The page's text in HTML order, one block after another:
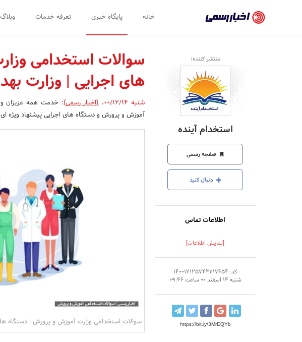
رسمی
-
اخبار
تایید
شده
شرکت‌ها،
سازمان‌ها
و
روابط
عمومی‌ها
خانه پایگاه خبری تعرفه خدمات وبلاگ
منتشر کننده:
استخدام آینده
صفحه رسمی
دنبال کنید
اطلاعات تماس
[نمایش اطلاعات]
کد: 140012125743217654
شنبه 14 اسفند 00 ساعت 09:46
https://bit.ly/3MrEQYb
سوالات استخدامی
های اجرایی | وزارت
شنبه 00/12/14 ،(اخبار رسمی): خدمت همه عزیزان و
آموزش و پرورش و دستگاه های اجرایی پیشنهاد ویژه
سوالات استخدامی وزارت آموزش و پرورش | دستگاه